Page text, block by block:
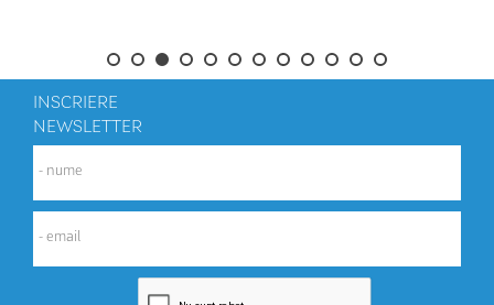
INSCRIERE
NEWSLETTER